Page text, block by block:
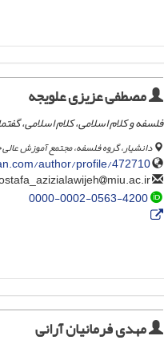
مصطفی عزیزی علویجه
فلسفه و کلام اسلامی، کلام اسلامی،
دانشیار، گروه فلسفه، مجتمع آموزش عالی
author/profile/472710/
miu.ac.ir
0000-0002-0563-4200
مهدی فرمانیان آرانی